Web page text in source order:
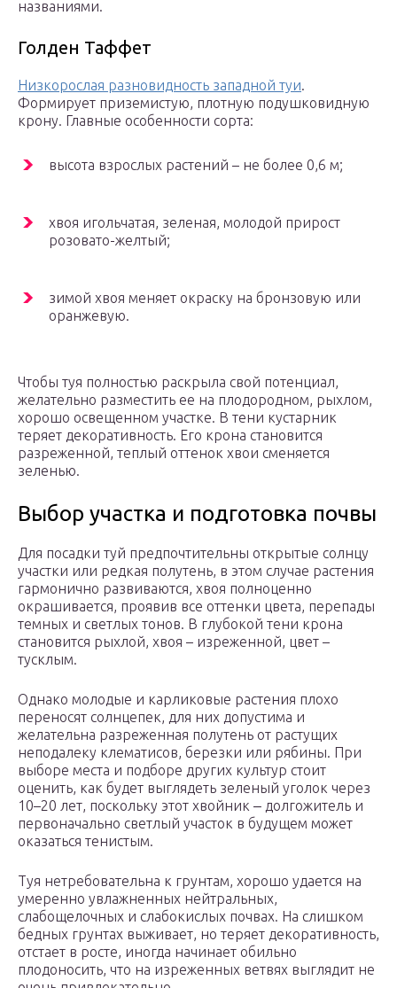
названиями.
Голден Таффет
Низкорослая разновидность западной туи.
Формирует приземистую, плотную подушковидную
крону. Главные особенности сорта:
высота взрослых растений – не более 0,6 м;
хвоя игольчатая, зеленая, молодой прирост
розовато-желтый;
зимой хвоя меняет окраску на бронзовую или
оранжевую.
Чтобы туя полностью раскрыла свой потенциал,
желательно разместить ее на плодородном, рыхлом,
хорошо освещенном участке. В тени кустарник
теряет декоративность. Его крона становится
разреженной, теплый оттенок хвои сменяется
зеленью.
Выбор участка и подготовка почвы
Для посадки туй предпочтительны открытые солнцу
участки или редкая полутень, в этом случае растения
гармонично развиваются, хвоя полноценно
окрашивается, проявив все оттенки цвета, перепады
темных и светлых тонов. В глубокой тени крона
становится рыхлой, хвоя – изреженной, цвет –
тусклым.
Однако молодые и карликовые растения плохо
переносят солнцепек, для них допустима и
желательна разреженная полутень от растущих
неподалеку клематисов, березки или рябины. При
выборе места и подборе других культур стоит
оценить, как будет выглядеть зеленый уголок через
10–20 лет, поскольку этот хвойник ‒ долгожитель и
первоначально светлый участок в будущем может
оказаться тенистым.
Туя нетребовательна к грунтам, хорошо удается на
умеренно увлажненных нейтральных,
слабощелочных и слабокислых почвах. На слишком
бедных грунтах выживает, но теряет декоративность,
отстает в росте, иногда начинает обильно
плодоносить, что на изреженных ветвях выглядит не